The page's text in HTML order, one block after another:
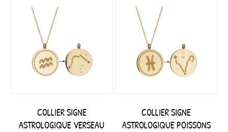
COLLIER SIGNE
ASTROLOGIQUE VERSEAU
COLLIER SIGNE
ASTROLOGIQUE POISSONS